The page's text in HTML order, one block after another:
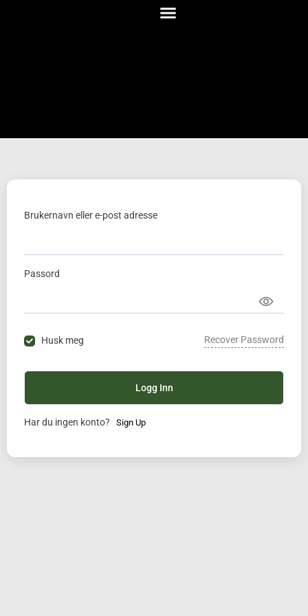
Brukernavn eller e-post adresse
Passord
Husk meg Recover Password
Logg Inn
Har du ingen konto? Sign Up